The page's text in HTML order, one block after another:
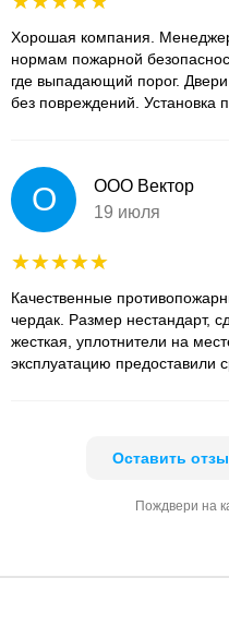
Хорошая компания.
нормам пожарной
где выпадающий порог.
без повреждений. Установка
О
ООО Вектор
19 июля
Качественные
чердак. Размер нестандарт,
жесткая, уплотнители на
эксплуатацию предоставили
Оставить
Пождвери на